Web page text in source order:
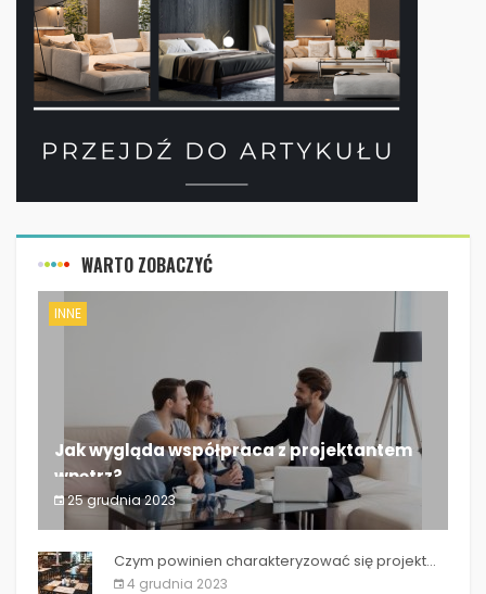
WARTO ZOBACZYĆ
INNE
Jak wygląda współpraca z projektantem
wnętrz?
25 grudnia 2023
Jak wygląda współpraca z projektantem wnętrz?
Czym powinien charakteryzować się projekt...
4 grudnia 2023